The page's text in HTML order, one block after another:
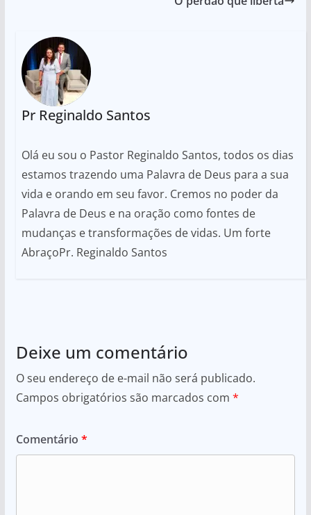
Pr Reginaldo Santos
Olá eu sou o Pastor Reginaldo Santos, todos os dias
estamos trazendo uma Palavra de Deus para a sua
vida e orando em seu favor. Cremos no poder da
Palavra de Deus e na oração como fontes de
mudanças e transformações de vidas. Um forte
AbraçoPr. Reginaldo Santos
Deixe um comentário
O seu endereço de e-mail não será publicado.
Campos obrigatórios são marcados com *
Comentário *